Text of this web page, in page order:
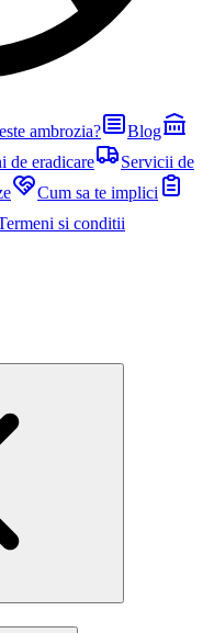
ambrozia?
Blog
de eradicare
Servicii de
Cum sa te implici
si conditii